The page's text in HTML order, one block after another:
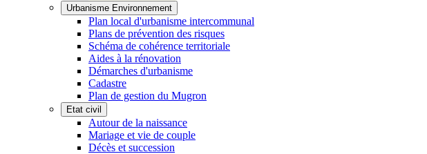
Urbanisme Environnement
Plan local d'urbanisme intercommunal
Plans de prévention des risques
Schéma de cohérence territoriale
Aides à la rénovation
Démarches d'urbanisme
Cadastre
Plan de gestion du Mugron
Etat civil
Autour de la naissance
Mariage et vie de couple
Décès et succession